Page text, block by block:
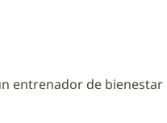
entrenador de bienestar